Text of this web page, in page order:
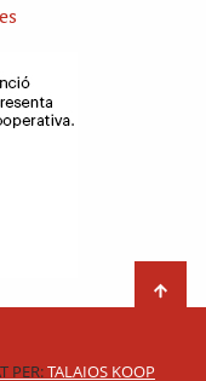
PER:TALAIOS KOOP